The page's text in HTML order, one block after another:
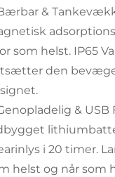
Bærbar &
som helst. IP65
den
Genopladelig &
i 20 timer.
helst og når som